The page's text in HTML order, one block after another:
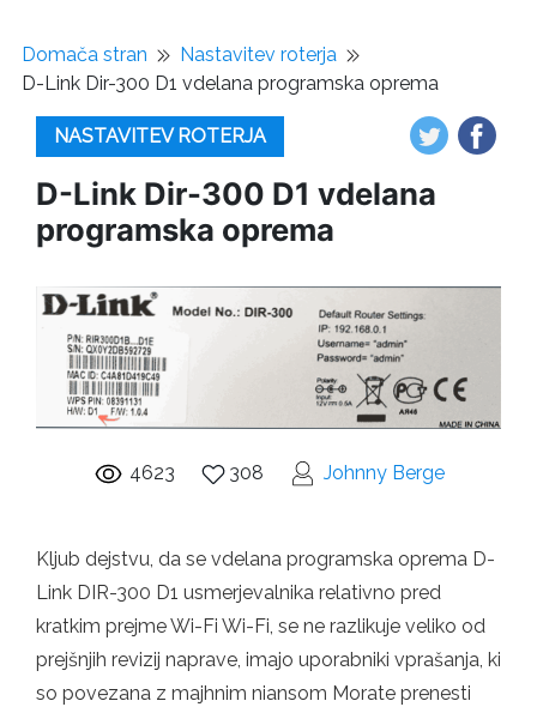
Domača stran
Nastavitev roterja
D-Link Dir-300 D1 vdelana programska oprema
NASTAVITEV ROTERJA
D-Link Dir-300 D1 vdelana
programska oprema
4623 308 Johnny Berge
Kljub dejstvu, da se vdelana programska oprema D-
Link DIR-300 D1 usmerjevalnika relativno pred
kratkim prejme Wi-Fi Wi-Fi, se ne razlikuje veliko od
prejšnjih revizij naprave, imajo uporabniki vprašanja, ki
so povezana z majhnim niansom Morate prenesti